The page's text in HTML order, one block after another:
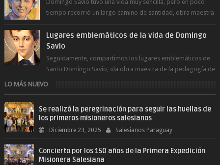
Domingo Savio tuvo una vida muy sencilla, pero en poco
tiempo recorrió un largo camino de santidad, obra maestra
del Espíritu Santo y fr...
Lugares emblemáticos de la vida de Domingo
Savio
Seguidamente, compartimos los lugares emblemáticos de
Santo Domingo Savio, «la obra maestra de la pedagogía de
Don Bosco». San Giovann...
LO MÁS NUEVO
Se realizó la peregrinación para seguir las huellas de
los primeros misioneros salesianos
Diciembre 23, 2025 Salesianos Paraguay
Concierto por los 150 años de la Primera Expedición
Misionera Salesiana